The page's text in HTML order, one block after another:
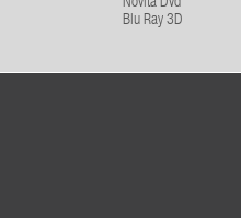
Novità Dvd
Blu Ray 3D